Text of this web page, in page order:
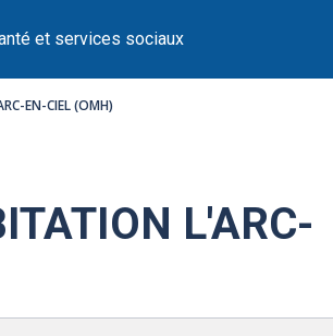
et services sociaux
EN-CIEL (OMH)
L'ARC-